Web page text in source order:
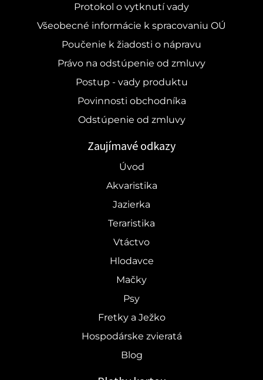
Protokol o vytknutí vady
Všeobecné informácie k spracovaniu OÚ
Poučenie k žiadosti o nápravu
Právo na odstúpenie od zmluvy
Postup - vady produktu
Povinnosti obchodníka
Odstúpenie od zmluvy
Zaujímavé odkazy
Úvod
Akvaristika
Jazierka
Teraristika
Vtáctvo
Hlodavce
Mačky
Psy
Fretky a Ježko
Hospodárske zvieratá
Blog